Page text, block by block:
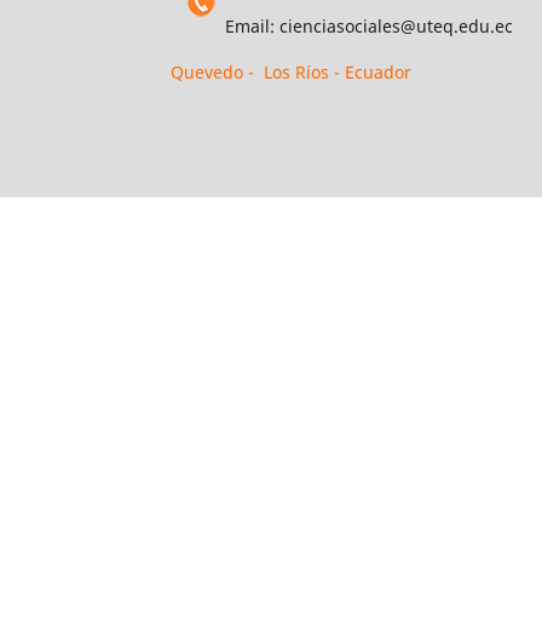
Email: cienciasociales@uteq.edu.ec
Quevedo - Los Ríos - Ecuador